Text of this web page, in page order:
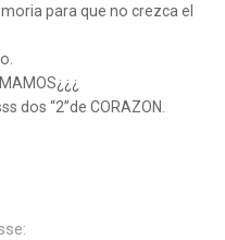
para que no crezca el
dos “2”de CORAZON.